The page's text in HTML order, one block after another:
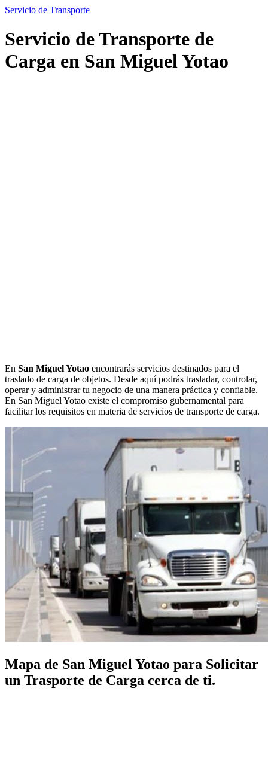
Servicio de Transporte
Servicio de Transporte de
Carga en San Miguel Yotao
En San Miguel Yotao encontrarás servicios destinados para el
traslado de carga de objetos. Desde aquí podrás trasladar, controlar,
operar y administrar tu negocio de una manera práctica y confiable.
En San Miguel Yotao existe el compromiso gubernamental para
facilitar los requisitos en materia de servicios de transporte de carga.
Mapa de San Miguel Yotao para Solicitar
un Trasporte de Carga cerca de ti.